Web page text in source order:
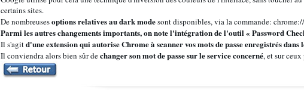
certains sites.
De nombreusesoptions relatives au dark modesont disponibles, via la commande:
Parmi les autres changements importants, on note l'intégration de l'outil « Password
Il s'agitd'une extension qui autorise Chrome à scanner vos mots de passe enregistrés
Il conviendra alors bien sûr dechanger son mot de passe sur le service concerné, et sur